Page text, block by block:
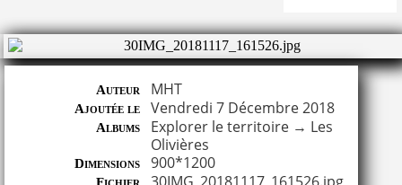
Auteur MHT
Ajoutée le Vendredi 7 Décembre 2018
Albums Explorer le territoire→ Les
Olivières
Dimensions 900*1200
Fichier